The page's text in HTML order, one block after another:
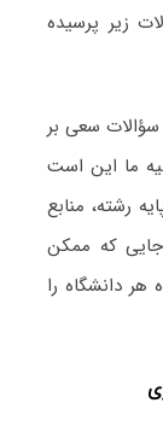
زیر پرسیده
سؤالات سعی بر
ما این است
رشته، منابع
جایی که ممکن
دانشگاه را